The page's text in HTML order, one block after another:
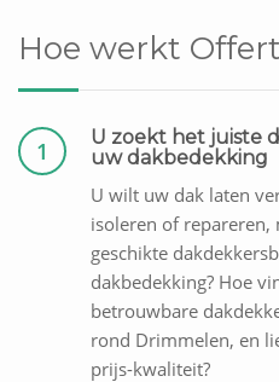
Hoe werkt
1
U zoekt het juiste
uw dakbedekking
U wilt uw dak laten
isoleren of
geschikte
dakbedekking? Hoe
betrouwbare
rond Drimmelen, en
prijs-kwaliteit?